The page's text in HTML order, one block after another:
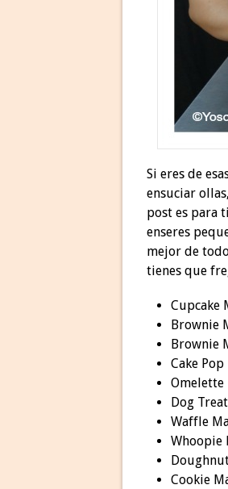
Si eres de
ensuciar
post es para
enseres
mejor de
tienes que
Cupcake
Brownie
Brownie
Cake
Omelette
Dog
Waffle
Whoopie
Cookie